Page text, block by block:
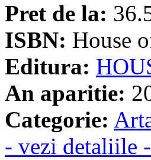
Pret de la:
ISBN: House
Editura:
An aparitie:
Categorie:
- vezi detaliile -